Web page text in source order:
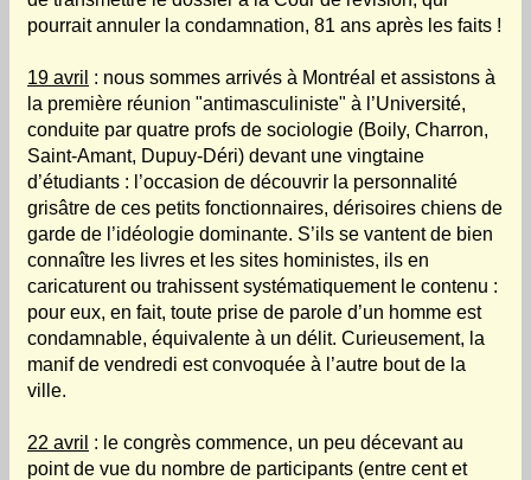
pourrait annuler la condamnation, 81 ans après les faits !
19 avril : nous sommes arrivés à Montréal et assistons à
la première réunion "antimasculiniste" à l’Université,
conduite par quatre profs de sociologie (Boily, Charron,
Saint-Amant, Dupuy-Déri) devant une vingtaine
d’étudiants : l’occasion de découvrir la personnalité
grisâtre de ces petits fonctionnaires, dérisoires chiens de
garde de l’idéologie dominante. S’ils se vantent de bien
connaître les livres et les sites hoministes, ils en
caricaturent ou trahissent systématiquement le contenu :
pour eux, en fait, toute prise de parole d’un homme est
condamnable, équivalente à un délit. Curieusement, la
manif de vendredi est convoquée à l’autre bout de la
ville.
22 avril : le congrès commence, un peu décevant au
point de vue du nombre de participants (entre cent et